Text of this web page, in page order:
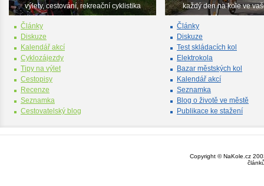
výlety, cestování, rekreační cyklistika
Články
Diskuze
Kalendář akcí
Cyklozájezdy
Tipy na výlet
Cestopisy
Recenze
Seznamka
Cestovatelský blog
každý den na kole ve
Články
Diskuze
Test skládacích kol
Elektrokola
Bazar městských kol
Kalendář akcí
Seznamka
Blog o životě ve městě
Publikace ke stažení
Copyright © NaKole.cz